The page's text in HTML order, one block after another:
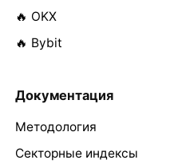
🔥 OKX
🔥 Bybit
Документация
Методология
Секторные индексы